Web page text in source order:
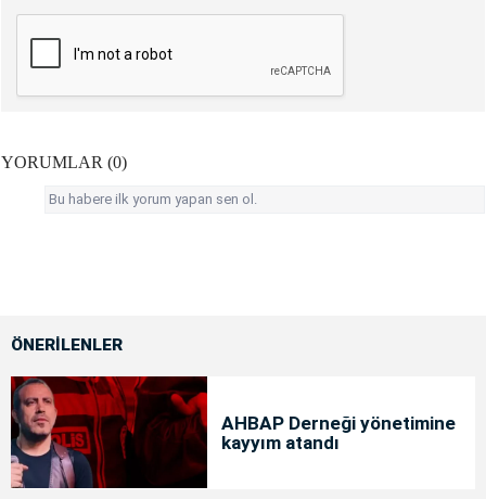
YORUMLAR (0)
Bu habere ilk yorum yapan sen ol.
ÖNERİLENLER
AHBAP Derneği yönetimine
kayyım atandı